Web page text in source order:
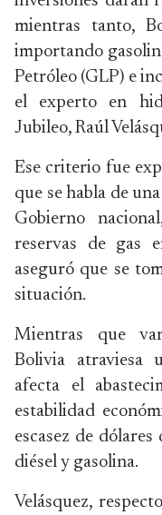
mientras tanto,
importando
Petróleo (GLP) e
el experto en
Jubileo, Raúl
Ese criterio fue
que se habla de
Gobierno
reservas de gas
aseguró que se
situación.
Mientras que
Bolivia atraviesa
afecta el
estabilidad
escasez de
diésel y gasolina.
Velásquez,